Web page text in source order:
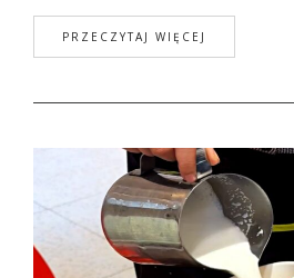
PRZECZYTAJ WIĘCEJ